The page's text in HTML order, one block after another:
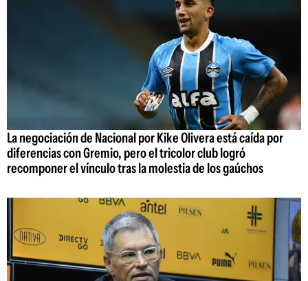
La negociación de Nacional por Kike Olivera está caída por
diferencias con Gremio, pero el tricolor club logró
recomponer el vínculo tras la molestia de los gaúchos